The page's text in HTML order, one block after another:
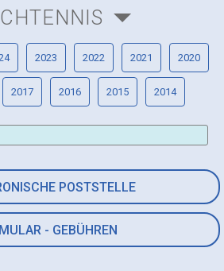
POSTSTELLE
- GEBÜHREN
2023 2022 2021 2020
2017 2016 2015 2014